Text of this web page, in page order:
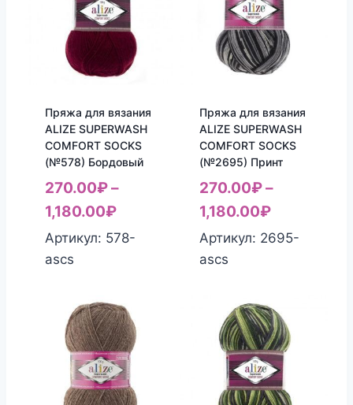
Пряжа для вязания
ALIZE SUPERWASH
COMFORT SOCKS
(№578) Бордовый
270.00₽–
1,180.00₽
Артикул: 578-
ascs
Пряжа для вязания
ALIZE SUPERWASH
COMFORT SOCKS
(№2695) Принт
270.00₽–
1,180.00₽
Артикул: 2695-
ascs